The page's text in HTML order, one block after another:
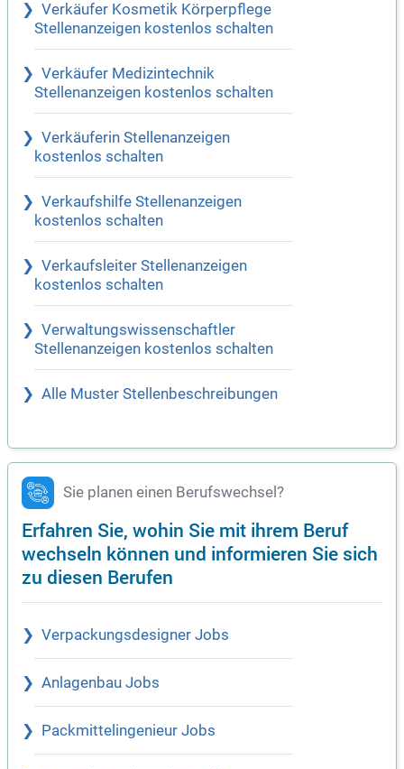
Verkäufer Kosmetik Körperpflege
Stellenanzeigen kostenlos schalten
Verkäufer Medizintechnik
Stellenanzeigen kostenlos schalten
Verkäuferin Stellenanzeigen
kostenlos schalten
Verkaufshilfe Stellenanzeigen
kostenlos schalten
Verkaufsleiter Stellenanzeigen
kostenlos schalten
Verwaltungswissenschaftler
Stellenanzeigen kostenlos schalten
Alle Muster Stellenbeschreibungen
Sie planen einen Berufswechsel?
Erfahren Sie, wohin Sie mit ihrem Beruf
wechseln können und informieren Sie sich
zu diesen Berufen
Verpackungsdesigner Jobs
Anlagenbau Jobs
Packmittelingenieur Jobs